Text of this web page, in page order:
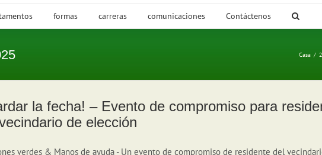
formas carreras comunicaciones Contáctenos
Casa /
la fecha! – Evento de compromiso para
de elección
verdes & Manos de ayuda - Un evento de compromiso de residente del